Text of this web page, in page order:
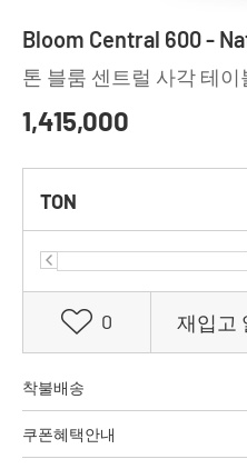
Bloom Central 600 -
톤 블룸 센트럴 사각 테이
1,415,000
TON
0 재입고
착불배송
쿠폰혜택안내